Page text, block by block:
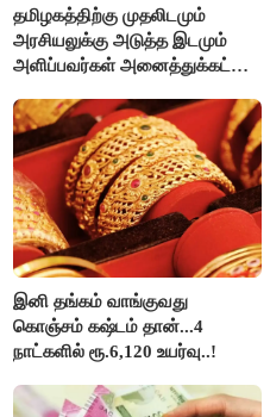
தமிழகத்திற்கு முதலிடமும்
அரசியலுக்கு அடுத்த இடமும்
அளிப்பவர்கள் அனைத்துக்கட்சி
பங்கேற்பார்கள் - மாணிக்கம்
தாகூர்..!!
இனி தங்கம் வாங்குவது
கொஞ்சம் கஷ்டம் தான்...4
நாட்களில் ரூ.6,120 உயர்வு..!